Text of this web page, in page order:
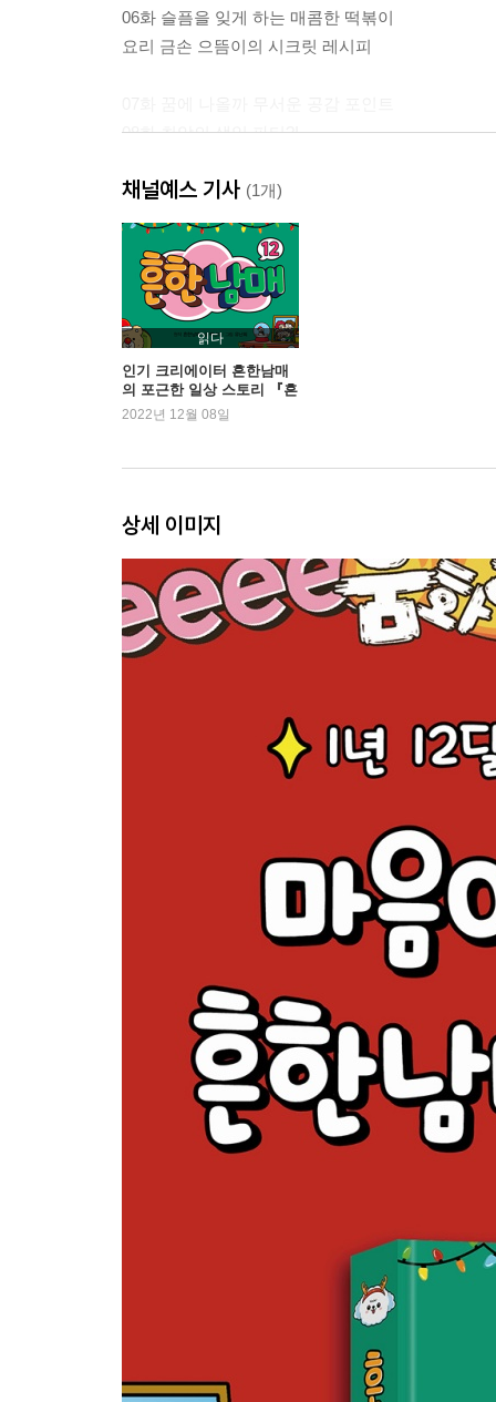
06화 슬픔을 잊게 하는 매콤한 떡볶이
요리 금손 으뜸이의 시크릿 레시피
08화 최악의 생일 파티?!
09화 크리스마스 선물 받기 대작전
10화 데이지의 오디션 도전!
꼭꼭 숨어라! 숨은그림찾기
11화 엄지의 비밀 일상!
12화 상상 속 방학 VS 현실 속 방학
우당탕탕 홈 비디오?
채널예스 기사 (1개)
읽다
인기 크리에이터 흔한남매
의 포근한 일상 스토리 『흔
한남매 12』 1위
2022년 12월 08일
상세 이미지